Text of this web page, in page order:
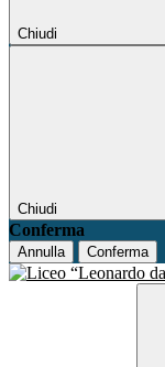
Chiudi
Chiudi
Conferma
Annulla Conferma